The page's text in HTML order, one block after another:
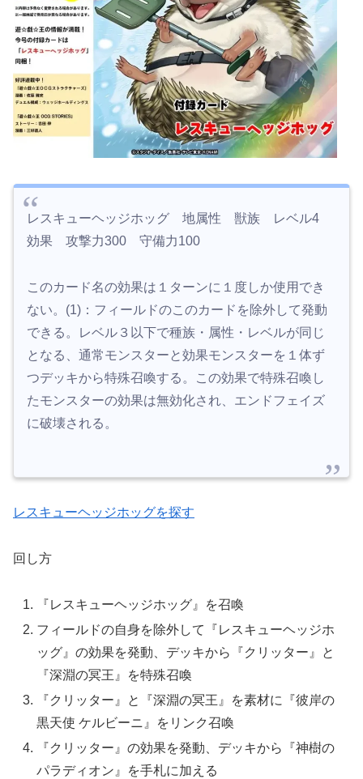
レスキューヘッジホッグ 地属性 獣族 レベル4
効果 攻撃力300 守備力100
このカード名の効果は１ターンに１度しか使用でき
ない。(1)：フィールドのこのカードを除外して発動
できる。レベル３以下で種族・属性・レベルが同じ
となる、通常モンスターと効果モンスターを１体ず
つデッキから特殊召喚する。この効果で特殊召喚し
たモンスターの効果は無効化され、エンドフェイズ
に破壊される。
レスキューヘッジホッグを探す
回し方
『レスキューヘッジホッグ』を召喚
フィールドの自身を除外して『レスキューヘッジホ
ッグ』の効果を発動、デッキから『クリッター』と
『深淵の冥王』を特殊召喚
『クリッター』と『深淵の冥王』を素材に『彼岸の
黒天使 ケルビーニ』をリンク召喚
『クリッター』の効果を発動、デッキから『神樹の
パラディオン』を手札に加える